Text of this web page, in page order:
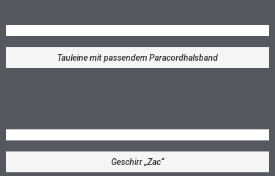
Tauleine mit passendem Paracordhalsband
Geschirr „Zac“